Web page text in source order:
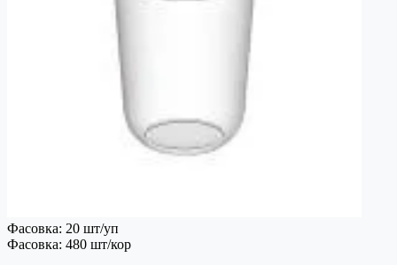
Фасовка: 20 шт/уп
Фасовка: 480 шт/кор